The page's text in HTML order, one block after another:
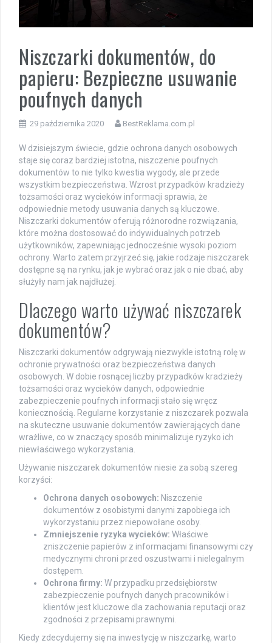
Niszczarki dokumentów, do
papieru: Bezpieczne usuwanie
poufnych danych
29 października 2020 BestReklama.com.pl
W dzisiejszym świecie, gdzie ochrona danych osobowych
staje się coraz bardziej istotna, niszczenie poufnych
dokumentów to nie tylko kwestia wygody, ale przede
wszystkim bezpieczeństwa. Wzrost przypadków kradzieży
tożsamości oraz wycieków informacji sprawia, że
odpowiednie metody usuwania danych są kluczowe.
Niszczarki dokumentów oferują różnorodne rozwiązania,
które można dostosować do indywidualnych potrzeb
użytkowników, zapewniając jednocześnie wysoki poziom
ochrony. Warto zatem przyjrzeć się, jakie rodzaje niszczarek
dostępne są na rynku, jak je wybrać oraz jak o nie dbać, aby
służyły nam jak najdłużej.
Dlaczego warto używać niszczarek
dokumentów?
Niszczarki dokumentów odgrywają niezwykle istotną rolę w
ochronie prywatności oraz bezpieczeństwa danych
osobowych. W dobie rosnącej liczby przypadków kradzieży
tożsamości oraz wycieków danych, odpowiednie
zabezpieczenie poufnych informacji stało się wręcz
koniecznością. Regularne korzystanie z niszczarek pozwala
na skuteczne usuwanie dokumentów zawierających dane
wrażliwe, co w znaczący sposób minimalizuje ryzyko ich
niewłaściwego wykorzystania.
Używanie niszczarek dokumentów niesie za sobą szereg
korzyści:
Ochrona danych osobowych: Niszczenie
dokumentów z osobistymi danymi zapobiega ich
wykorzystaniu przez niepowołane osoby.
Zmniejszenie ryzyka wycieków: Właściwe
zniszczenie papierów z informacjami finansowymi czy
medycznymi chroni przed oszustwami i nielegalnym
dostępem.
Ochrona firmy: W przypadku przedsiębiorstw
zabezpieczenie poufnych danych pracowników i
klientów jest kluczowe dla zachowania reputacji oraz
zgodności z przepisami prawnymi.
Kiedy zdecydujemy się na inwestycję w niszczarkę, warto